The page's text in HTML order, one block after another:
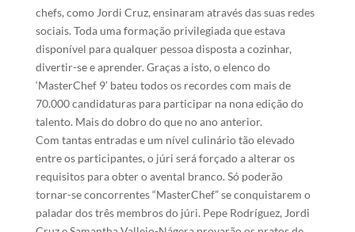
chefs, como Jordi Cruz, ensinaram através das suas redes
sociais. Toda uma formação privilegiada que estava
disponível para qualquer pessoa disposta a cozinhar,
divertir-se e aprender. Graças a isto, o elenco do
‘MasterChef 9’ bateu todos os recordes com mais de
70.000 candidaturas para participar na nona edição do
talento. Mais do dobro do que no ano anterior.
Com tantas entradas e um nível culinário tão elevado
entre os participantes, o júri será forçado a alterar os
requisitos para obter o avental branco. Só poderão
tornar-se concorrentes “MasterChef” se conquistarem o
paladar dos três membros do júri. Pepe Rodríguez, Jordi